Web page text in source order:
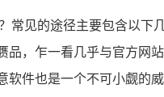
常见的途径主要包含以
品，乍一看几乎与官方网
软件也是一个不可小觑的